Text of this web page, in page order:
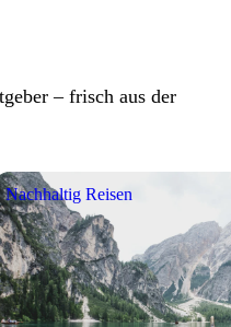
– frisch aus der
Nachhaltig Reisen